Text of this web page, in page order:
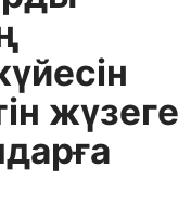
жүзеге